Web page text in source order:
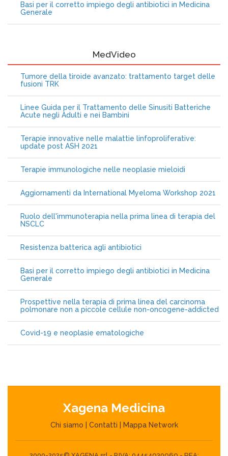
Basi per il corretto impiego degli antibiotici in Medicina
Generale
MedVideo
Tumore della tiroide avanzato: trattamento target delle
fusioni TRK
Linee Guida per il Trattamento delle Sinusiti Batteriche
Acute negli Adulti e nei Bambini
Terapie innovative nelle malattie linfoproliferative:
update post ASH 2021
Terapie immunologiche nelle neoplasie mieloidi
Aggiornamenti da International Myeloma Workshop 2021
Ruolo dell'immunoterapia nella prima linea di terapia del
NSCLC
Resistenza batterica agli antibiotici
Basi per il corretto impiego degli antibiotici in Medicina
Generale
Prospettive nella terapia di prima linea del carcinoma
polmonare non a piccole cellule non-oncogene-addicted
Covid-19 e neoplasie ematologiche
Xagena Medicina
Chi siamo Contatti Mappa Network